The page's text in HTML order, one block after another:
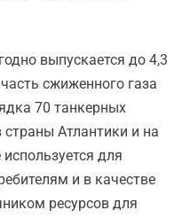
выпускается до 4,3
сжиженного газа
70 танкерных
Атлантики и на
для
и в качестве
ресурсов для